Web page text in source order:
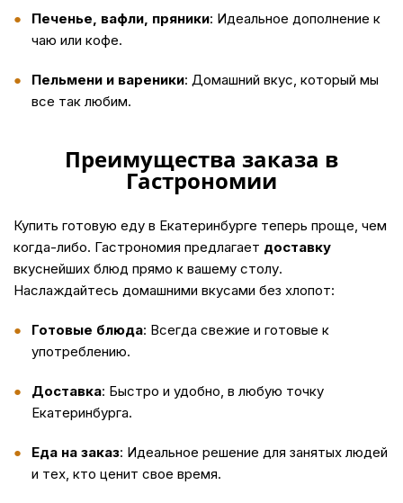
Печенье, вафли, пряники: Идеальное дополнение к
чаю или кофе.
Пельмени и вареники: Домашний вкус, который мы
все так любим.
Преимущества заказа в
Гастрономии
Купить готовую еду в Екатеринбурге теперь проще, чем
когда-либо. Гастрономия предлагает доставку
вкуснейших блюд прямо к вашему столу.
Наслаждайтесь домашними вкусами без хлопот:
Готовые блюда: Всегда свежие и готовые к
употреблению.
Доставка: Быстро и удобно, в любую точку
Екатеринбурга.
Еда на заказ: Идеальное решение для занятых людей
и тех, кто ценит свое время.